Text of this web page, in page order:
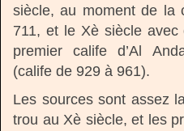
siècle, au moment de la
711, et le Xè siècle
premier calife d’Al
(calife de 929 à 961).
Les sources sont assez
trou au Xè siècle, et les